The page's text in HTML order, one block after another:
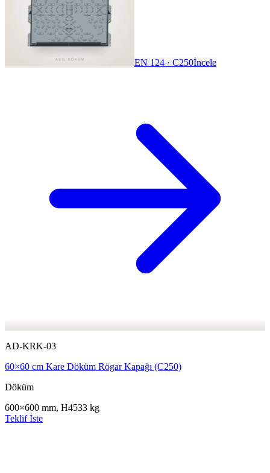
EN 124 · C250İncele
AD-KRK-03
60×60 cm Kare Döküm Rögar Kapağı (C250)
Döküm
600×600 mm, H4533 kg
Teklif İste